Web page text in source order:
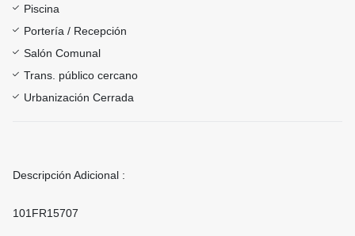
Piscina
Portería / Recepción
Salón Comunal
Trans. público cercano
Urbanización Cerrada
Descripción Adicional :
101FR15707